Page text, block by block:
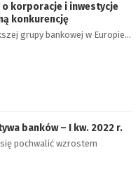
o korporacje i inwestycje
konkurencję
grupy bankowej w Europie…
banków – I kw. 2022 r.
pochwalić wzrostem